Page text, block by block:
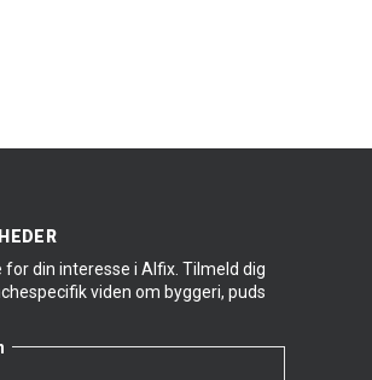
for din interesse i Alfix. Tilmeld dig
viden om byggeri, puds